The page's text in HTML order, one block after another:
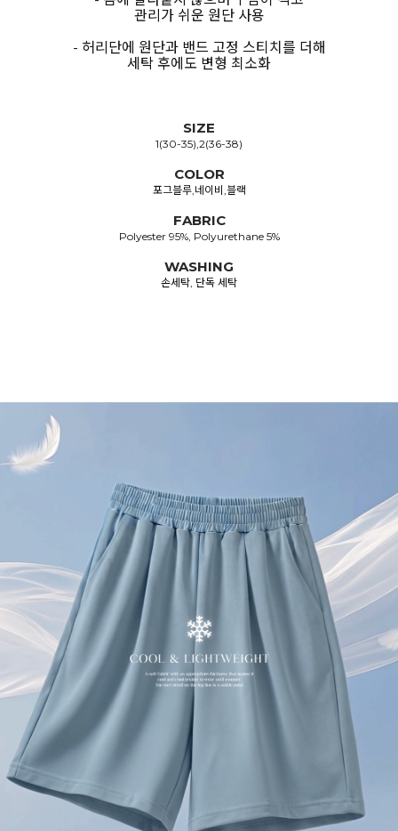
관리가 쉬운 원단 사용
- 허리단에 원단과 밴드 고정 스티치를 더해
세탁 후에도 변형 최소화
SIZE
1(30-35),2(36-38)
COLOR
포그블루,네이비,블랙
FABRIC
Polyester 95%, Polyurethane 5%
WASHING
손세탁, 단독 세탁